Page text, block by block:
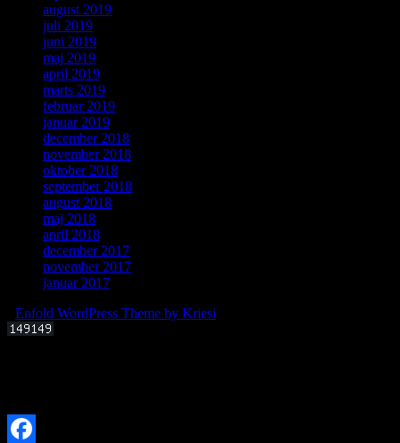
august 2019
juli 2019
juni 2019
maj 2019
april 2019
marts 2019
februar 2019
januar 2019
december 2018
november 2018
oktober 2018
september 2018
august 2018
maj 2018
april 2018
december 2017
november 2017
januar 2017
Enfold WordPress Theme by Kriesi